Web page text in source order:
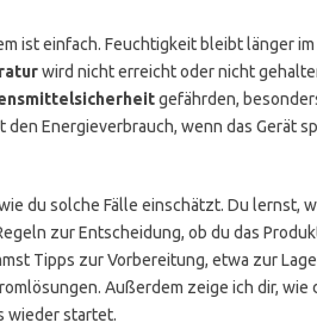
ist einfach. Feuchtigkeit bleibt länger im
wird nicht erreicht oder nicht
gefährden,
den Energieverbrauch, wenn das Gerät
du solche Fälle einschätzt. Du lernst,
zur Entscheidung, ob du das
Tipps zur Vorbereitung, etwa zur
Außerdem zeige ich dir, wie
wieder startet.